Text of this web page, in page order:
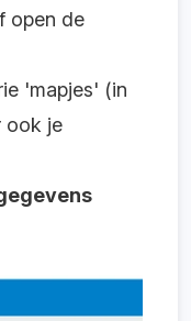
open de
'mapjes' (in
ook je